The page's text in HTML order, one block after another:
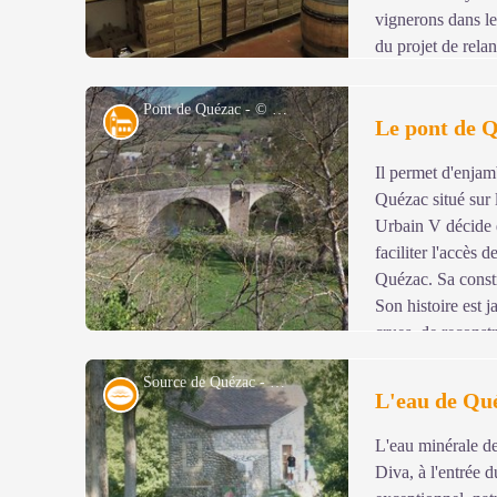
Voir l'image en plein écran
vignerons dans
du projet de
reconstruits. Des amandiers, pêchers de vigne et cinq
Domaine des Cabridelles voit le jour. Les vignerons
Ispagnac, qui sert aussi de point de vente. Un petit
viticole se situe au niveau du parking de l'école
Pont de Quézac - © CC Florac Sud Lozère
Voir l'image en plein écran
Architecture Le pont de
Il permet
Quézac situé sur
Urbain V décide
faciliter l'accès
Quézac. Sa
Son histoire est
crues, de
classé monument historique le 27 août 1931.
Source de Quézac - © Nathalie Thomas
Eau L'eau de
L'eau minérale
Diva, à l'entrée